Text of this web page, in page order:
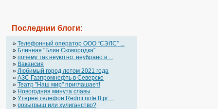
Последнии блоги:
» Телефонный оператор OOO “СЭЛС” ...
» Блинная "Блин.Сковородка"
» почему так неуютно, неубрано в ...
» Вакансия
» Любимый город летом 2021 года
» АЗС Газпромнефть в Северске
» Театр "Наш мир" приглашает!
» Новогодняя минута славы
» Утерен телефон Redmi note 8 pr ...
» розыгрыш или хулиганство?